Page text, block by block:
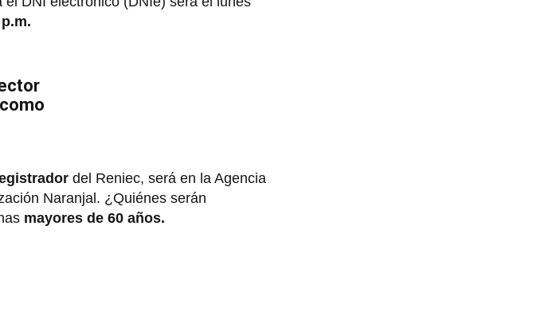
del Reniec, será en la Agencia
Naranjal. ¿Quiénes serán
mayores de 60 años.